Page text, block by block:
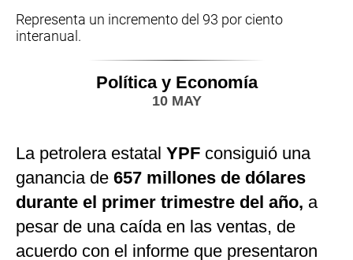
Representa un incremento del 93 por ciento
interanual.
Política y Economía
10 MAY
La petrolera estatal YPF consiguió una
ganancia de 657 millones de dólares
durante el primer trimestre del año, a
pesar de una caída en las ventas, de
acuerdo con el informe que presentaron